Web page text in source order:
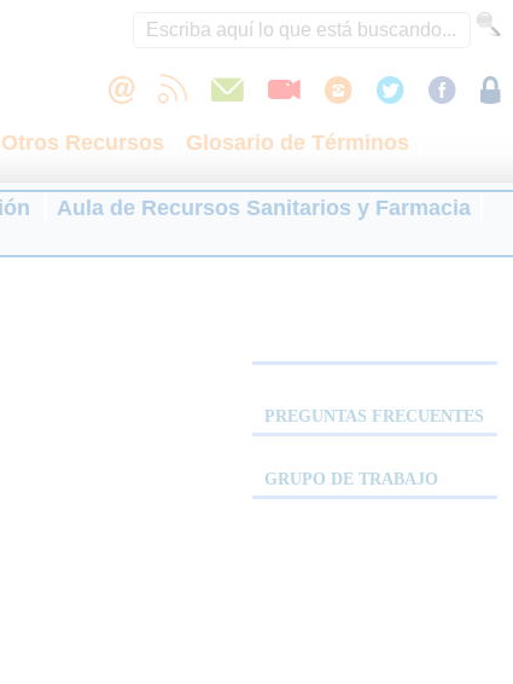
Otros Recursos
Glosario de Términos
Aula de Recursos Sanitarios y Farmacia
PREGUNTAS FRECUENTES
GRUPO DE TRABAJO